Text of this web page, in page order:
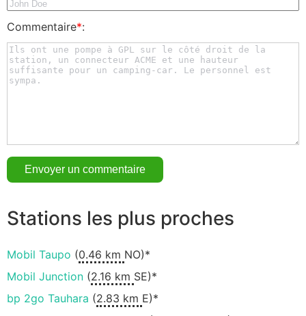
Commentaire*:
Stations les plus proches
Mobil Taupo (0.46 km NO)*
Mobil Junction (2.16 km SE)*
bp 2go Tauhara (2.83 km E)*